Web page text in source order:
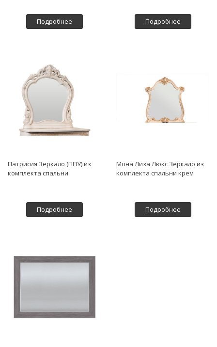
Подробнее Подробнее
Патрисия Зеркало (ППУ) из
комплекта спальни
Подробнее
Мона Лиза Люкс Зеркало из
комплекта спальни крем
Подробнее